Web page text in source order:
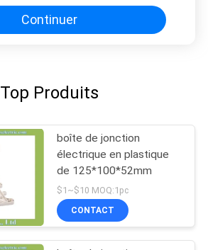
Continuer
Top Produits
boîte de jonction
électrique en plastique
de 125*100*52mm
$1~$10 MOQ:1pc
CONTACT